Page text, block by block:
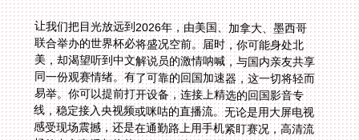
让我们把目光放远到2026年，由美国、加拿大、墨西哥
联合举办的世界杯必将盛况空前。届时，你可能身处北
美，却渴望听到中文解说员的激情呐喊，与国内亲友共享
同一份观赛情绪。有了可靠的回国加速器，这一切将轻而
易举。你可以提前打开设备，连接上精选的回国影音专
线，稳定接入央视频或咪咕的直播流。无论是用大屏电视
感受现场震撼，还是在通勤路上用手机紧盯赛况，高清流
畅的中文直播都将伴你全程，让你虽远隔重洋，却仿佛置
身于国内的观赛酒吧，毫无隔阂地参与每一次欢呼与叹